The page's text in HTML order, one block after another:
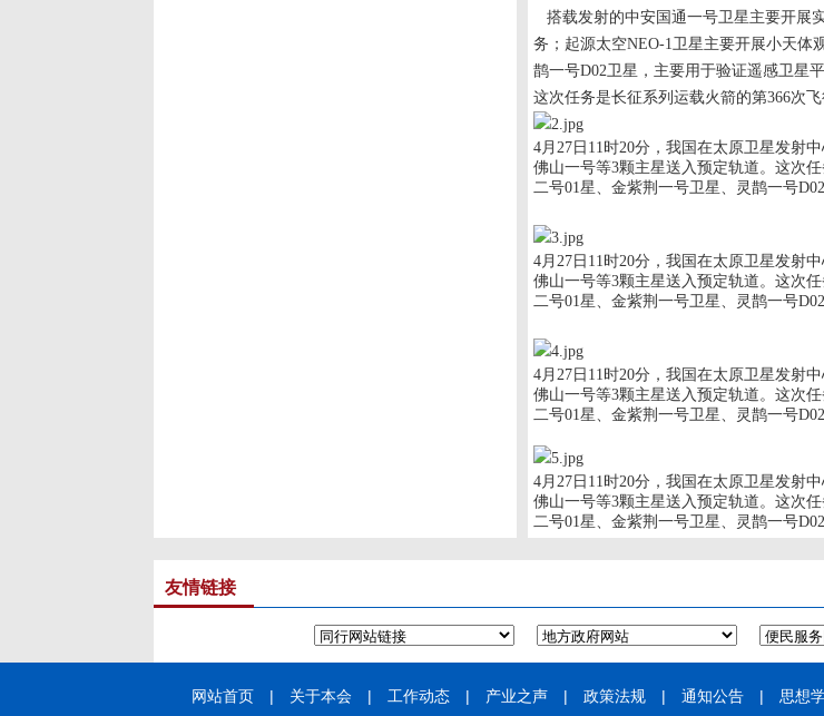
搭载发射的中安国通一号卫星主要开展
务；起源太空NEO-1卫星主要开展小天体
鹊一号D02卫星，主要用于验证遥感卫星平
这次任务是长征系列运载火箭的第366次飞
4月27日11时20分，我国在太原卫星发射
佛山一号等3颗主星送入预定轨道。这次
二号01星、金紫荆一号卫星、灵鹊一号
4月27日11时20分，我国在太原卫星发射
佛山一号等3颗主星送入预定轨道。这次
二号01星、金紫荆一号卫星、灵鹊一号
4月27日11时20分，我国在太原卫星发射
佛山一号等3颗主星送入预定轨道。这次
二号01星、金紫荆一号卫星、灵鹊一号
4月27日11时20分，我国在太原卫星发射
佛山一号等3颗主星送入预定轨道。这次
二号01星、金紫荆一号卫星、灵鹊一号
友情链接
网站首页 | 关于本会 | 工作动态 | 产业之声 | 政策法规 | 通知公告 | 思想